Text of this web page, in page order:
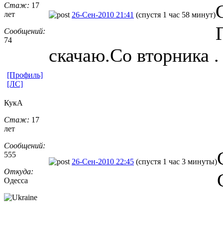
Стаж: 17
лет
Сообщений:
74
26-Сен-2010 21:41 (спустя 1 час 58 минут)
скачаю.Со вторника .
[Профиль]
[ЛС]
КукА
Стаж: 17
лет
Сообщений:
555
Откуда:
Одесса
26-Сен-2010 22:45 (спустя 1 час 3 минуты)